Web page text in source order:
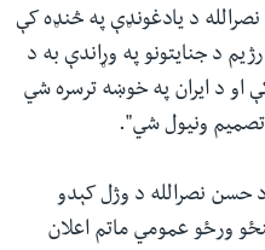
د یادغونډې په څنډه کې
د جنایتونو په وړاندې به د
او د ایران په خوښه ترسره شي
تصمیم ونیول شي".
حسن نصرالله د وژل کېدو
ورځو عمومي ماتم اعلان